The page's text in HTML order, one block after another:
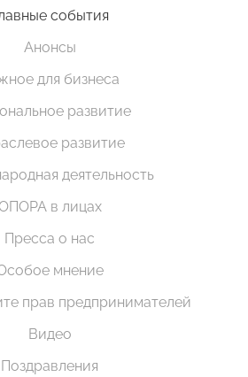
события
Анонсы
для бизнеса
развитие
развитие
деятельность
в лицах
Пресса о нас
мнение
прав предпринимателей
Видео
Поздравления